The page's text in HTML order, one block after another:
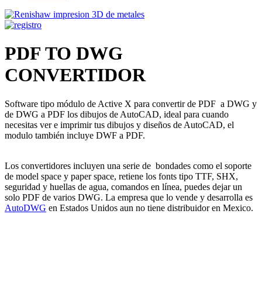
PDF TO DWG
CONVERTIDOR
Software tipo módulo de Active X para convertir de PDF a DWG y
de DWG a PDF los dibujos de AutoCAD, ideal para cuando
necesitas ver e imprimir tus dibujos y diseños de AutoCAD, el
modulo también incluye DWF a PDF.
Los convertidores incluyen una serie de bondades como el soporte
de model space y paper space, retiene los fonts tipo TTF, SHX,
seguridad y huellas de agua, comandos en línea, puedes dejar un
solo PDF de varios DWG. La empresa que lo vende y desarrolla es
AutoDWG en Estados Unidos aun no tiene distribuidor en Mexico.